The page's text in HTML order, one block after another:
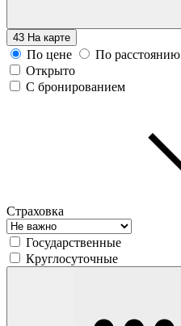
43 На карте
По цене
По расстоянию
Открыто
С бронированием
Страховка
Государственные
Круглосуточные